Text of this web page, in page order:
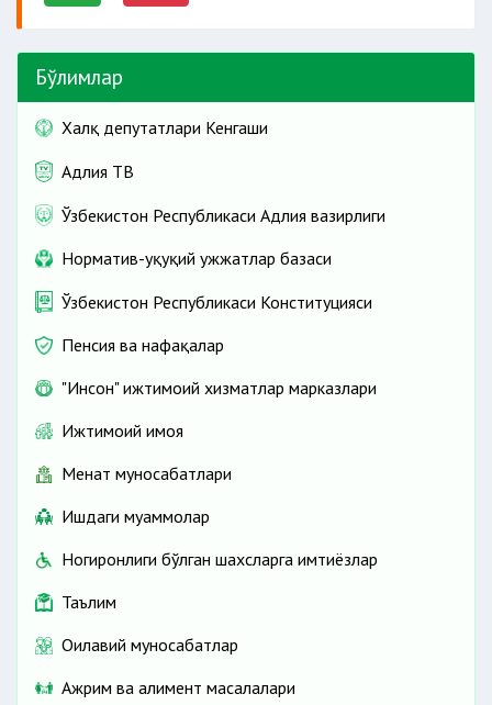
Бўлимлар
Халқ депутатлари Кенгаши
Адлия ТВ
Ўзбекистон Республикаси Адлия вазирлиги
Норматив-ҳуқуқий ҳужжатлар базаси
Ўзбекистон Республикаси Конституцияси
Пенсия ва нафақалар
"Инсон" ижтимоий хизматлар марказлари
Ижтимоий ҳимоя
Меҳнат муносабатлари
Ишдаги муаммолар
Ногиронлиги бўлган шахсларга имтиёзлар
Таълим
Оилавий муносабатлар
Ажрим ва алимент масалалари